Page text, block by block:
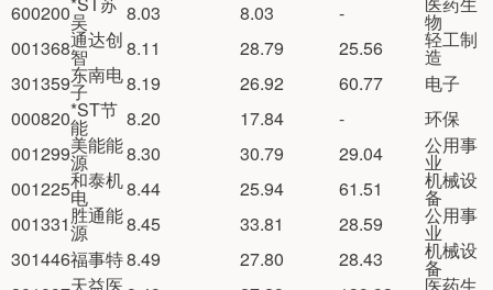
600200吴 8.03 8.03 -
物
001368通达创
智 8.11 28.79 25.56 轻工制
造
301359东南电
子 8.19 26.92 60.77
电子
000820*ST节
能 8.20 17.84 -
环保
001299美能能
源 8.30 30.79 29.04 公用事
业
001225和泰机
电 8.44 25.94 61.51 机械设
备
001331胜通能
源 8.45 33.81 28.59 公用事
业
301446福事特8.49 27.80 28.43 机械设
备